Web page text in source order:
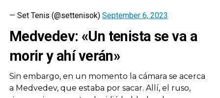
— Set Tenis (@settenisok) September 6, 2023
Medvedev: «Un tenista se va a
morir y ahí verán»
Sin embargo, en un momento la cámara se acerca
a Medvedev, que estaba por sacar. Allí, el ruso,